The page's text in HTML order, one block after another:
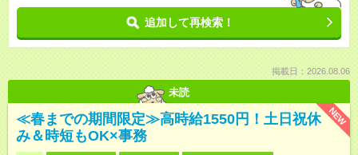
追加して再検索！
掲載日：2026.08.06
未読
NEW
≪春までの期間限定≫高時給1550円！土日祝休
み＆時短もOK×事務